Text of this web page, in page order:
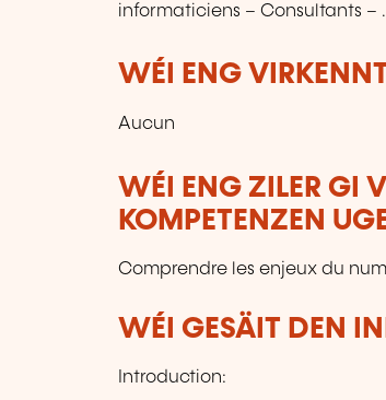
informaticiens – Consultants –
WÉI ENG
Aucun
WÉI ENG ZILER GI
KOMPETENZEN
Comprendre les enjeux du
WÉI GESÄIT DEN
Introduction: